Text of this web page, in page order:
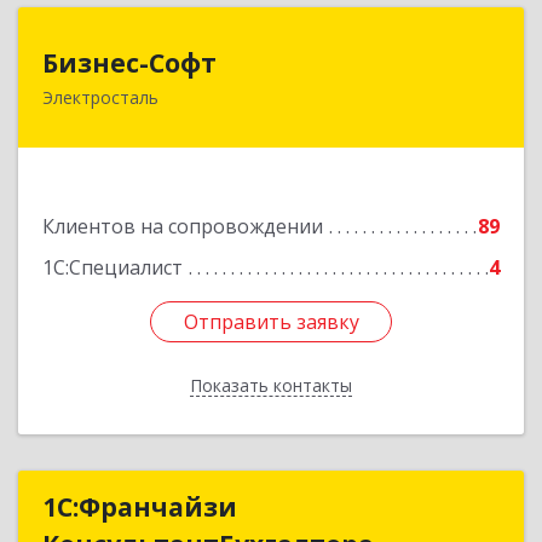
Бизнес-Софт
Электросталь
Клиентов на сопровождении
89
1С:Специалист
4
Отправить заявку
Показать контакты
144000, Московская обл, Электросталь г, Карла
Отправить заявку
Назад
1С:Франчайзи